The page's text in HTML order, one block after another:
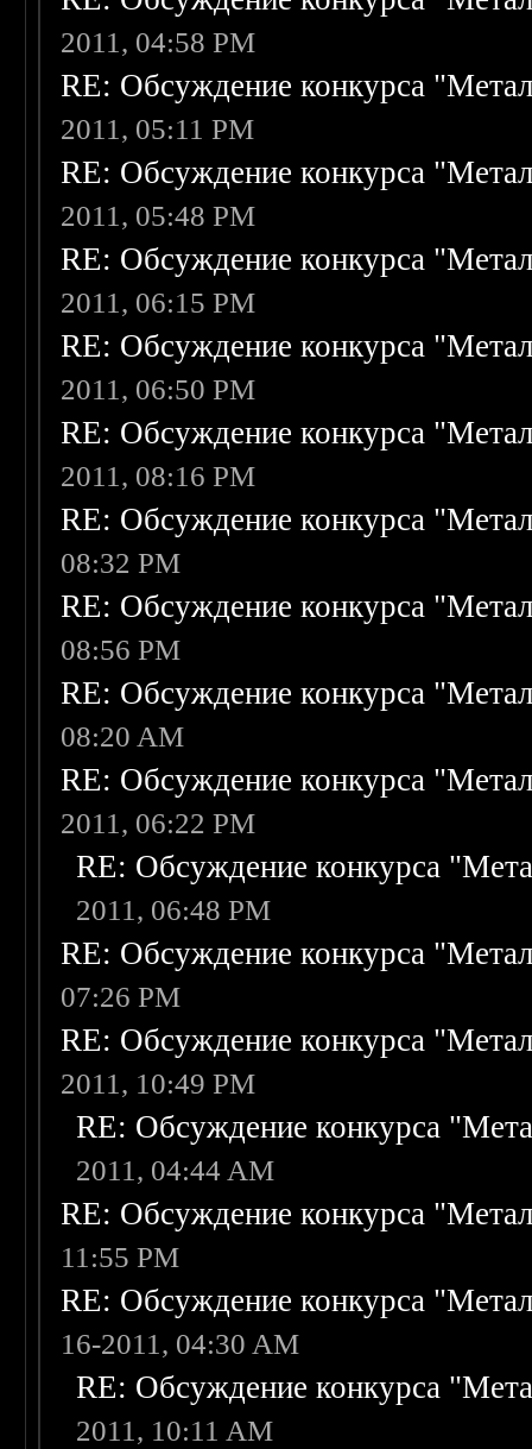
2011, 04:58 PM
RE: Обсуждение конкурса
2011, 05:11 PM
RE: Обсуждение конкурса
2011, 05:48 PM
RE: Обсуждение конкурса
2011, 06:15 PM
RE: Обсуждение конкурса
2011, 06:50 PM
RE: Обсуждение конкурса
2011, 08:16 PM
RE: Обсуждение конкурса
08:32 PM
RE: Обсуждение конкурса
08:56 PM
RE: Обсуждение конкурса
08:20 AM
RE: Обсуждение конкурса
2011, 06:22 PM
RE: Обсуждение конкурса
2011, 06:48 PM
RE: Обсуждение конкурса
07:26 PM
RE: Обсуждение конкурса
2011, 10:49 PM
RE: Обсуждение конкурса
2011, 04:44 AM
RE: Обсуждение конкурса
11:55 PM
RE: Обсуждение конкурса
16-2011, 04:30 AM
RE: Обсуждение конкурса
2011, 10:11 AM